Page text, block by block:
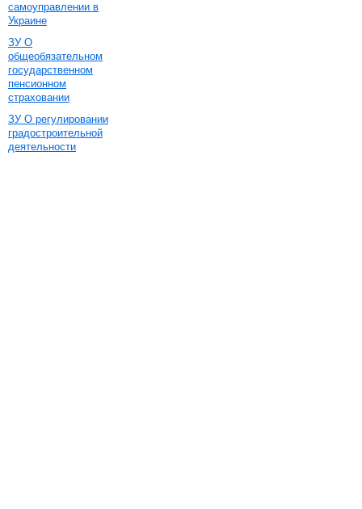
самоуправлении в
Украине
ЗУ О
общеобязательном
государственном
пенсионном
страховании
ЗУ О регулировании
градостроительной
деятельности